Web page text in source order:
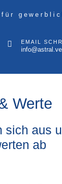
für
EMAIL
Werte
sich aus
ab